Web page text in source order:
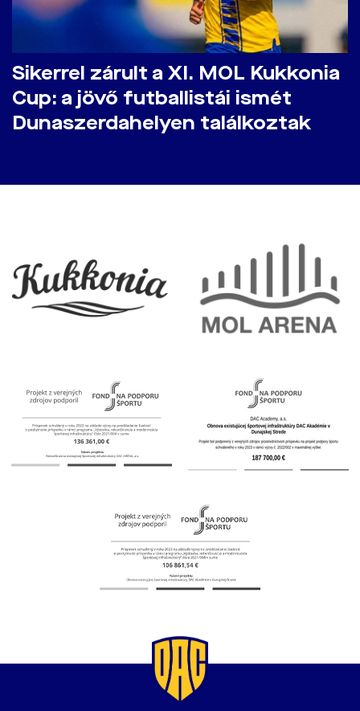
​Sikerrel zárult a XI. MOL Kukkonia
Cup: a jövő futballistái ismét
Dunaszerdahelyen találkoztak